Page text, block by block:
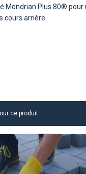
Mondrian Plus 80®
cours arrière.
ce produit